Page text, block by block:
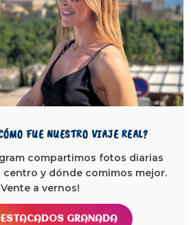
FUE NUESTRO VIAJE REAL?
compartimos fotos diarias
centro y dónde comimos mejor.
a vernos!
GRANADA